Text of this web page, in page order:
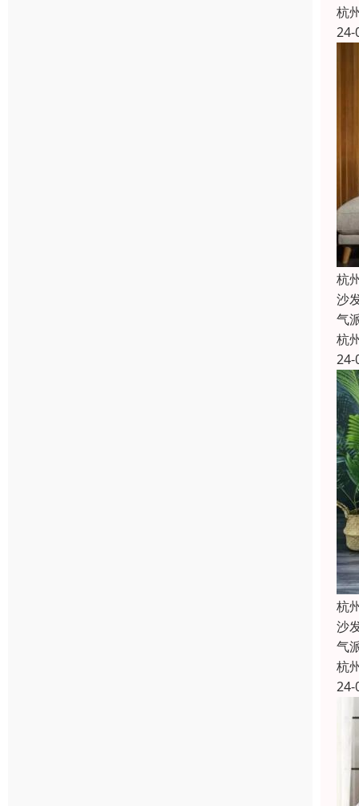
杭
24-
杭
沙
气
杭
24-
杭
沙
气
杭
24-